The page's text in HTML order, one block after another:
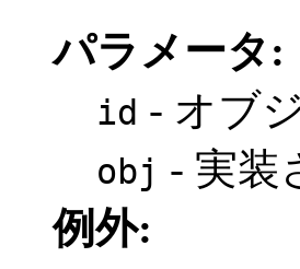
パラメータ:
id - オブ
obj - 実装
例外: